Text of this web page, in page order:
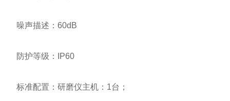
噪声描述：60dB
防护等级：IP60
标准配置：研磨仪主机：1台；